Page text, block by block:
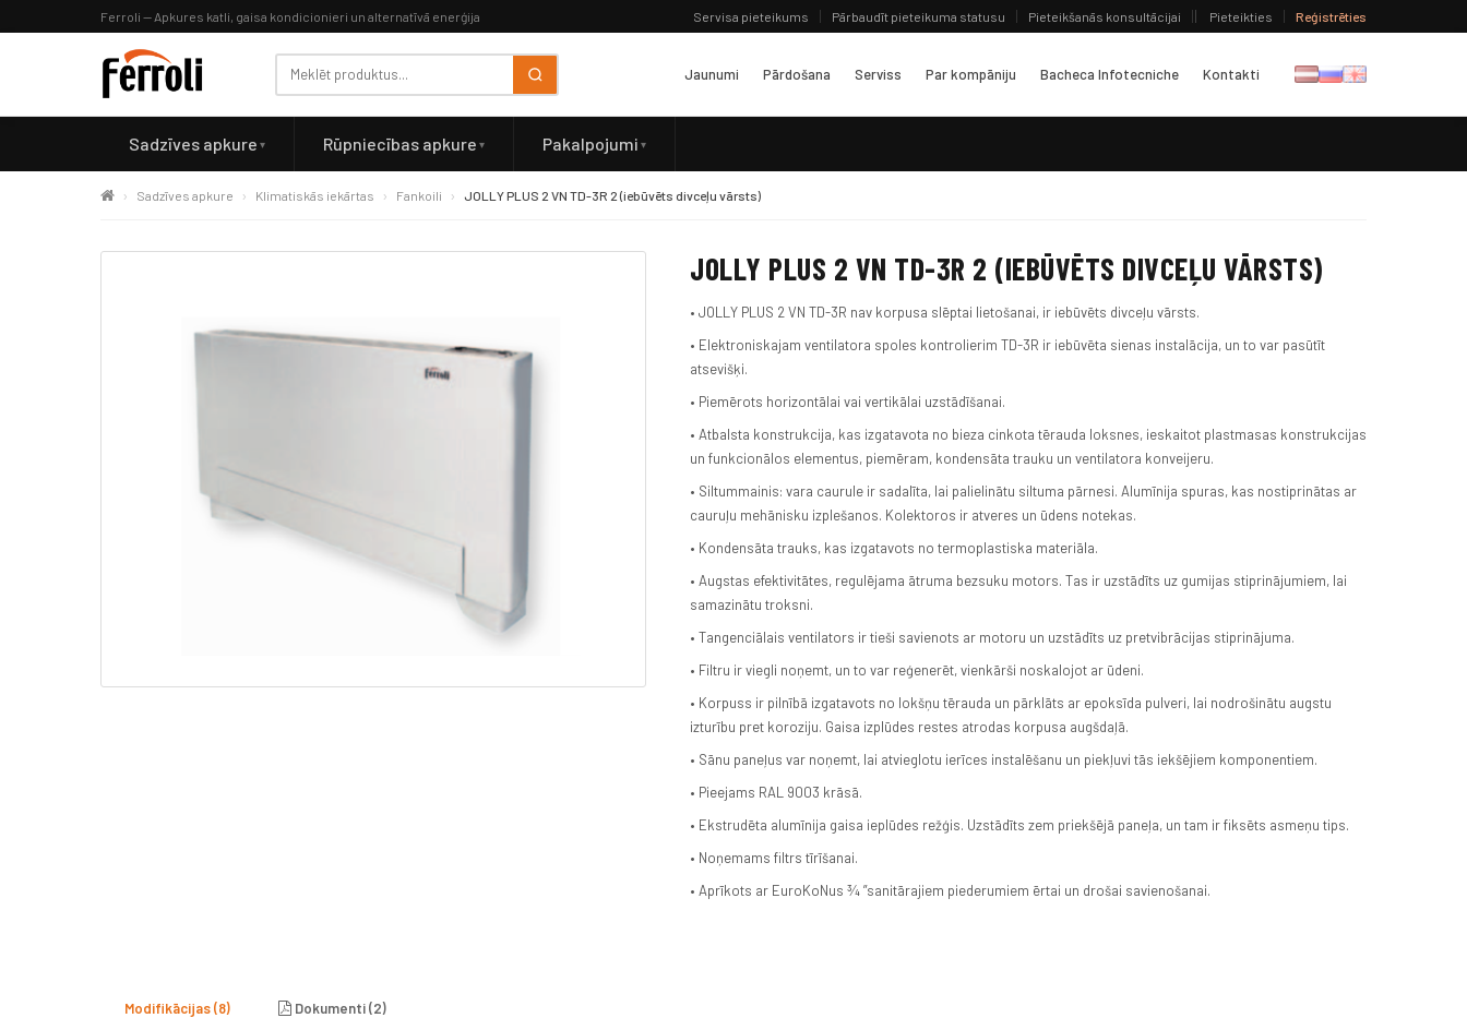
Ferroli — Apkures katli, gaisa kondicionieri un alternatīvā enerģija Servisa pieteikums Pārbaudīt pieteikuma statusu Pieteikšanās konsultācijai Pieteikties Reģistrēties
Jaunumi Pārdošana Serviss Par kompāniju Bacheca Infotecniche Kontakti
Sadzīves apkure Rūpniecības apkure Pakalpojumi
Sadzīves apkure Klimatiskās iekārtas Fankoili JOLLY PLUS 2 VN TD-3R 2 (iebūvēts divceļu vārsts)
JOLLY PLUS 2 VN TD-3R 2 (IEBŪVĒTS DIVCEĻU VĀRSTS)
• JOLLY PLUS 2 VN TD-3R nav korpusa slēptai lietošanai, ir iebūvēts divceļu vārsts.
• Elektroniskajam ventilatora spoles kontrolierim TD-3R ir iebūvēta sienas instalācija, un to var pasūtīt
atsevišķi.
• Piemērots horizontālai vai vertikālai uzstādīšanai.
• Atbalsta konstrukcija, kas izgatavota no bieza cinkota tērauda loksnes, ieskaitot plastmasas konstrukcijas
un funkcionālos elementus, piemēram, kondensāta trauku un ventilatora konveijeru.
• Siltummainis: vara caurule ir sadalīta, lai palielinātu siltuma pārnesi. Alumīnija spuras, kas nostiprinātas ar
cauruļu mehānisku izplešanos. Kolektoros ir atveres un ūdens notekas.
• Kondensāta trauks, kas izgatavots no termoplastiska materiāla.
• Augstas efektivitātes, regulējama ātruma bezsuku motors. Tas ir uzstādīts uz gumijas stiprinājumiem, lai
samazinātu troksni.
• Tangenciālais ventilators ir tieši savienots ar motoru un uzstādīts uz pretvibrācijas stiprinājuma.
• Filtru ir viegli noņemt, un to var reģenerēt, vienkārši noskalojot ar ūdeni.
• Korpuss ir pilnībā izgatavots no lokšņu tērauda un pārklāts ar epoksīda pulveri, lai nodrošinātu augstu
izturību pret koroziju. Gaisa izplūdes restes atrodas korpusa augšdaļā.
• Sānu paneļus var noņemt, lai atvieglotu ierīces instalēšanu un piekļuvi tās iekšējiem komponentiem.
• Pieejams RAL 9003 krāsā.
• Ekstrudēta alumīnija gaisa ieplūdes režģis. Uzstādīts zem priekšējā paneļa, un tam ir fiksēts asmeņu tips.
• Noņemams filtrs tīrīšanai.
• Aprīkots ar EuroKoNus 3⁄4 ”sanitārajiem piederumiem ērtai un drošai savienošanai.
Modifikācijas (8) Dokumenti (2)